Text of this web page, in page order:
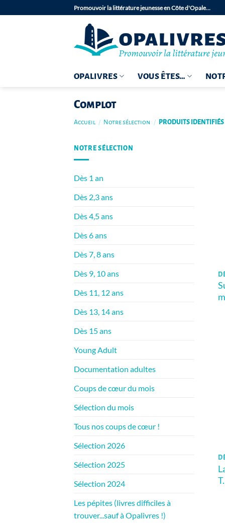
au
Promouvoir la littérature jeunesse en Côte d'Opale…
OPALIVRES VOUS ÊTES…
Complot
Accueil / Notre sélection / PRODUITS IDENTIFIÉS
NOTRE SÉLECTION
Dès 1 an
Dès 2,3 ans
Dès 4,5 ans
Dès 6 ans
Dès 7, 8 ans
Dès 9, 10 ans
Dès 11, 12 ans
Dès 13, 14 ans
Dès 15 ans
Young Adult
Documentation adultes
Coups de cœur du mois
Sélection du mois
Tous nos coups de cœur !
Sélection 2026
Sélection 2025
Sélection 2024
Les pépites (livres difficiles à
trouver...sauf à Opalivres !)